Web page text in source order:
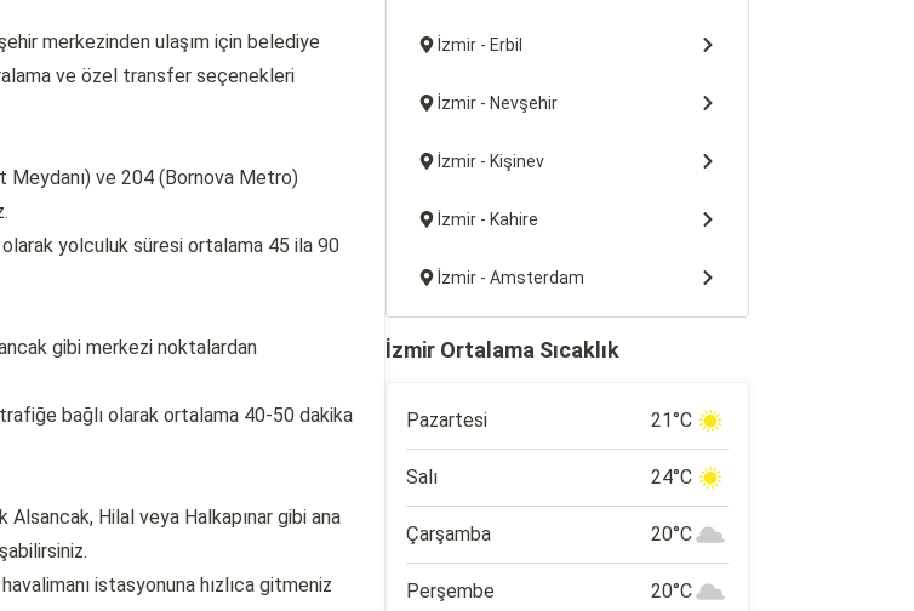
merkezinden ulaşım için belediye
ve özel transfer seçenekleri
Meydanı) ve 204 (Bornova Metro)
yolculuk süresi ortalama 45 ila 90
gibi merkezi noktalardan
bağlı olarak ortalama 40-50 dakika
Alsancak, Hilal veya Halkapınar gibi ana
istasyonuna hızlıca gitmeniz
İzmir - Erbil
İzmir - Nevşehir
İzmir - Kişinev
İzmir - Kahire
İzmir - Amsterdam
İzmir Ortalama Sıcaklık
Pazartesi 21°C
Salı 24°C
Çarşamba 20°C
Perşembe 20°C